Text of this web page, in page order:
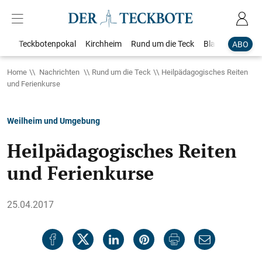
ABO
Teckbotenpokal Kirchheim Rund um die Teck Blaulicht
Home Nachrichten Rund um die Teck
Heilpädagogisches Reiten
und Ferienkurse
Weilheim und Umgebung
Heilpädagogisches Reiten
und Ferienkurse
25.04.2017